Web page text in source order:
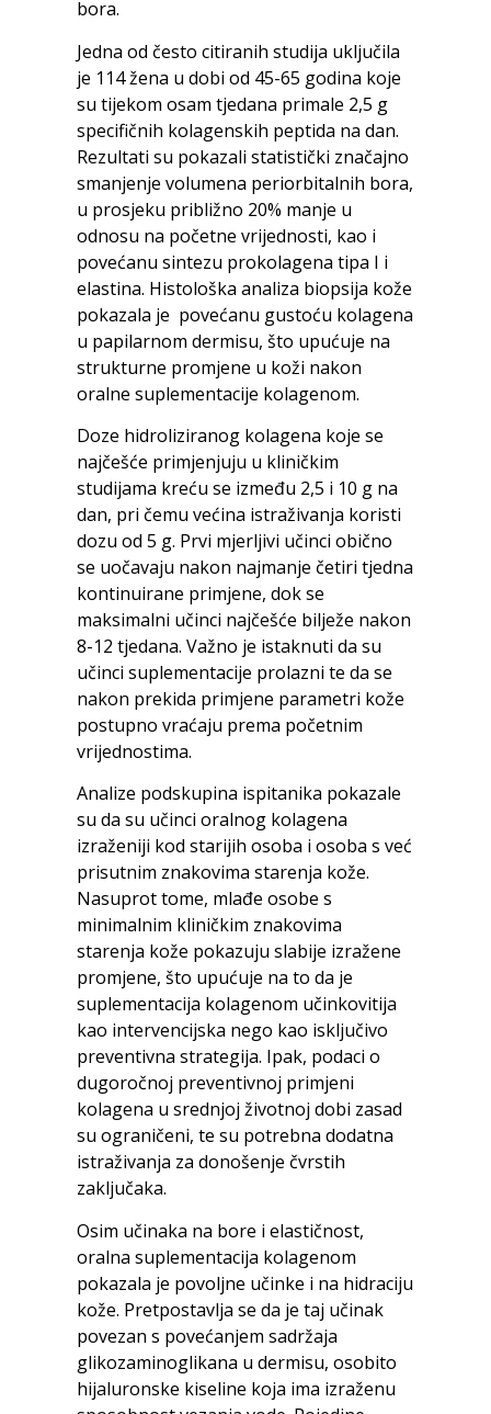
bora.
Jedna od često citiranih studija uključila
je 114 žena u dobi od 45-65 godina koje
su tijekom osam tjedana primale 2,5 g
specifičnih kolagenskih peptida na dan.
Rezultati su pokazali statistički značajno
smanjenje volumena periorbitalnih bora,
u prosjeku približno 20% manje u
odnosu na početne vrijednosti, kao i
povećanu sintezu prokolagena tipa I i
elastina. Histološka analiza biopsija kože
pokazala je povećanu gustoću kolagena
u papilarnom dermisu, što upućuje na
strukturne promjene u koži nakon
oralne suplementacije kolagenom.
Doze hidroliziranog kolagena koje se
najčešće primjenjuju u kliničkim
studijama kreću se između 2,5 i 10 g na
dan, pri čemu većina istraživanja koristi
dozu od 5 g. Prvi mjerljivi učinci obično
se uočavaju nakon najmanje četiri tjedna
kontinuirane primjene, dok se
maksimalni učinci najčešće bilježe nakon
8-12 tjedana. Važno je istaknuti da su
učinci suplementacije prolazni te da se
nakon prekida primjene parametri kože
postupno vraćaju prema početnim
vrijednostima.
Analize podskupina ispitanika pokazale
su da su učinci oralnog kolagena
izraženiji kod starijih osoba i osoba s već
prisutnim znakovima starenja kože.
Nasuprot tome, mlađe osobe s
minimalnim kliničkim znakovima
starenja kože pokazuju slabije izražene
promjene, što upućuje na to da je
suplementacija kolagenom učinkovitija
kao intervencijska nego kao isključivo
preventivna strategija. Ipak, podaci o
dugoročnoj preventivnoj primjeni
kolagena u srednjoj životnoj dobi zasad
su ograničeni, te su potrebna dodatna
istraživanja za donošenje čvrstih
zaključaka.
Osim učinaka na bore i elastičnost,
oralna suplementacija kolagenom
pokazala je povoljne učinke i na hidraciju
kože. Pretpostavlja se da je taj učinak
povezan s povećanjem sadržaja
glikozaminoglikana u dermisu, osobito
hijaluronske kiseline koja ima izraženu